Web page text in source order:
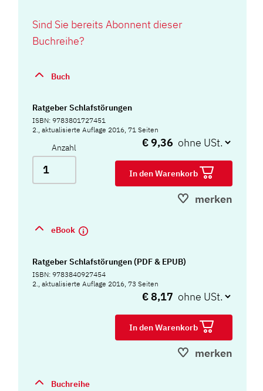
Sind Sie bereits Abonnent dieser
Buchreihe?
Buch
Ratgeber Schlafstörungen
ISBN: 9783801727451
2., aktualisierte Auflage 2016, 71 Seiten
Anzahl € 9,36
In den Warenkorb
merken
eBook
Ratgeber Schlafstörungen (PDF & EPUB)
ISBN: 9783840927454
2., aktualisierte Auflage 2016, 73 Seiten
€ 8,17
In den Warenkorb
merken
Buchreihe